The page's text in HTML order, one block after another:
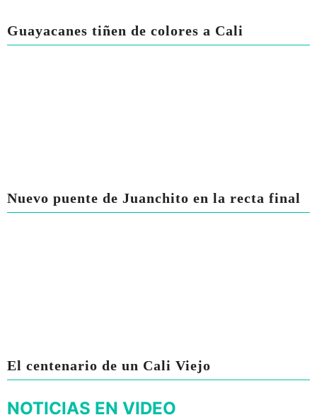
Guayacanes tiñen de colores a Cali
Nuevo puente de Juanchito en la recta final
El centenario de un Cali Viejo
NOTICIAS EN VIDEO